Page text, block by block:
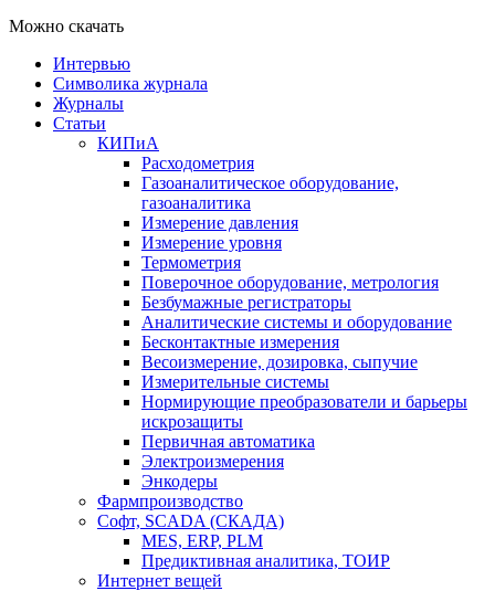
Можно скачать
Интервью
Символика журнала
Журналы
Статьи
КИПиА
Расходометрия
Газоаналитическое оборудование,
газоаналитика
Измерение давления
Измерение уровня
Термометрия
Поверочное оборудование, метрология
Безбумажные регистраторы
Аналитические системы и оборудование
Бесконтактные измерения
Весоизмерение, дозировка, сыпучие
Измерительные системы
Нормирующие преобразователи и барьеры
искрозащиты
Первичная автоматика
Электроизмерения
Энкодеры
Фармпроизводство
Софт, SCADA (СКАДА)
MES, ERP, PLM
Предиктивная аналитика, ТОИР
Интернет вещей